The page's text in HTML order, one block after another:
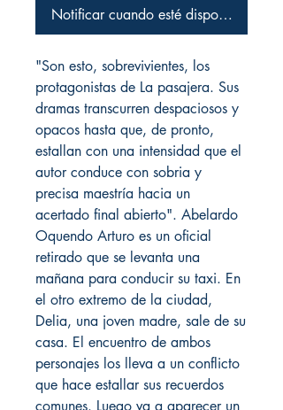
Notificar cuando esté disponible
"Son esto, sobrevivientes, los
protagonistas de La pasajera. Sus
dramas transcurren despaciosos y
opacos hasta que, de pronto,
estallan con una intensidad que el
autor conduce con sobria y
precisa maestría hacia un
acertado final abierto". Abelardo
Oquendo Arturo es un oficial
retirado que se levanta una
mañana para conducir su taxi. En
el otro extremo de la ciudad,
Delia, una joven madre, sale de su
casa. El encuentro de ambos
personajes los lleva a un conflicto
que hace estallar sus recuerdos
comunes. Luego va a aparecer un